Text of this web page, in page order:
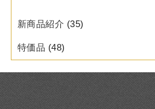
新商品紹介 (35)
特価品 (48)